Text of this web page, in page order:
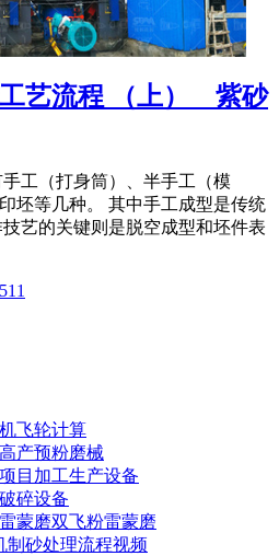
艺流程 （上）__紫砂
工（打身筒）、半手工（模
坯等几种。 其中手工成型是传统
艺的关键则是脱空成型和坯件表
飞轮计算
产预粉磨械
目加工生产设备
碎设备
蒙磨双飞粉雷蒙磨
制砂处理流程视频